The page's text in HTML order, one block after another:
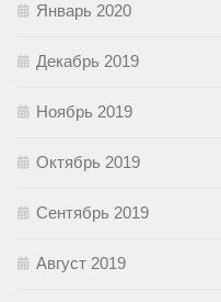
Январь 2020
Декабрь 2019
Ноябрь 2019
Октябрь 2019
Сентябрь 2019
Август 2019